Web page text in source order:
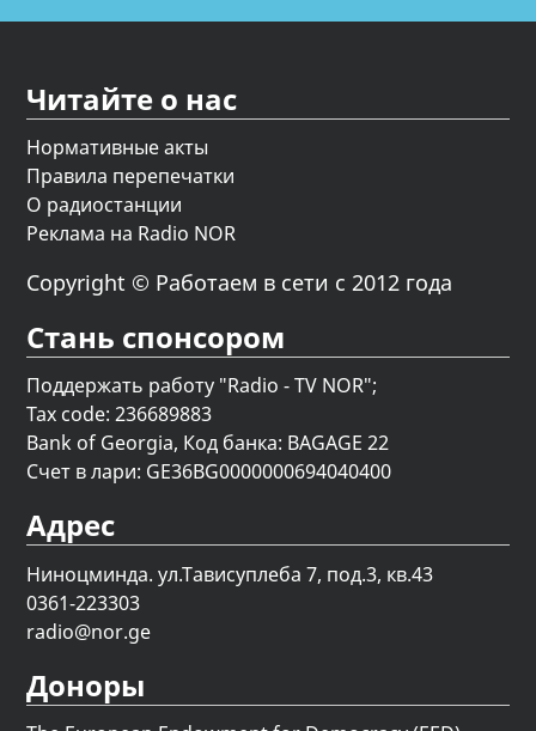
Читайте о нас
Нормативные акты
Правила перепечатки
О радиостанции
Реклама на Radio NOR
Copyright © Работаем в сети с 2012 года
Стань спонсором
Поддержать работу "Radio - TV NOR";
Tax code: 236689883
Bank of Georgia, Код банка: BAGAGE 22
Счет в лари: GE36BG0000000694040400
Адрес
Ниноцминда. ул.Тависуплеба 7, под.3, кв.43
0361-223303
radio@nor.ge
Доноры